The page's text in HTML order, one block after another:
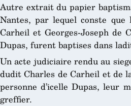
Autre extrait du papier
Nantes, par lequel conste que
Carheil et Georges-Joseph de
Dupas, furent baptises dans
Un acte judiciaire rendu au
dudit Charles de Carheil et de
personne d’icelle Dupas, leur
greffier.